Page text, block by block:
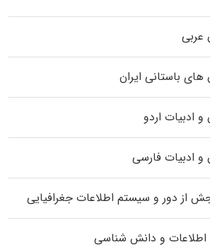
عربی
های باستانی ایران
ادبیات اردو
و ادبیات فارسی
از دور و سیستم اطلاعات جغرافیایی
اطلاعات و دانش شناسی